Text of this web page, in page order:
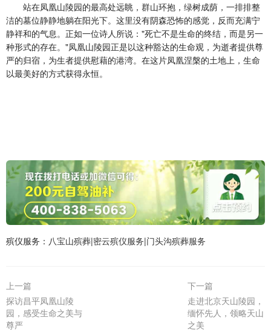
站在凤凰山陵园的最高处远眺，群山环抱，绿树成荫，一排排整
洁的墓位静静地躺在阳光下。这里没有阴森恐怖的感觉，反而充满宁
静祥和的气息。正如一位诗人所说："死亡不是生命的终结，而是另一
种形式的存在。"凤凰山陵园正是以这种豁达的生命观，为逝者提供尊
严的归宿，为生者提供慰藉的港湾。在这片凤凰涅槃的土地上，生命
以最美好的方式获得永恒。
殡仪服务： 八宝山殡葬|密云殡仪服务|门头沟殡葬服务
上一篇
探访昌平凤凰山陵
园，感受生命之美与
尊严
下一篇
走进北京天山陵园，
缅怀先人，领略天山
之美